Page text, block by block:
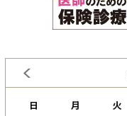
日 月 火